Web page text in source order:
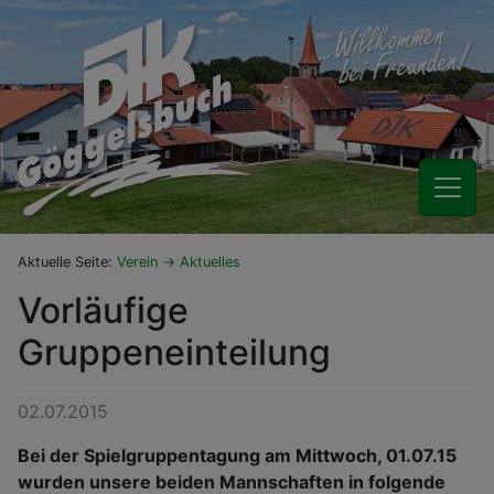
Aktuelle Seite: Verein Aktuelles
Vorläufige
Gruppeneinteilung
02.07.2015
Bei der Spielgruppentagung am Mittwoch, 01.07.15
wurden unsere beiden Mannschaften in folgende